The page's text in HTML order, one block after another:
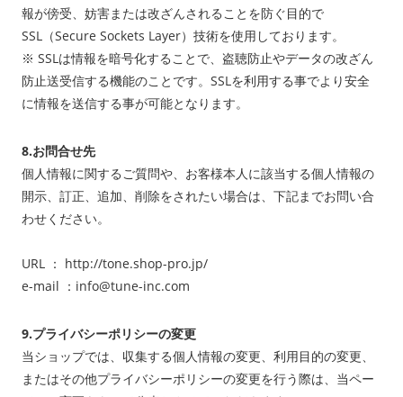
報が傍受、妨害または改ざんされることを防ぐ目的で
SSL（Secure Sockets Layer）技術を使用しております。
※ SSLは情報を暗号化することで、盗聴防止やデータの改ざん
防止送受信する機能のことです。SSLを利用する事でより安全
に情報を送信する事が可能となります。
8.お問合せ先
個人情報に関するご質問や、お客様本人に該当する個人情報の
開示、訂正、追加、削除をされたい場合は、下記までお問い合
わせください。
URL ： http://tone.shop-pro.jp/
e-mail ：info@tune-inc.com
9.プライバシーポリシーの変更
当ショップでは、収集する個人情報の変更、利用目的の変更、
またはその他プライバシーポリシーの変更を行う際は、当ペー